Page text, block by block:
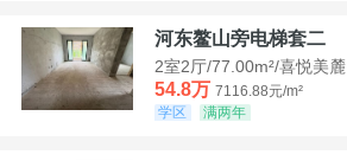
河东鳌山旁电梯套二
2室2厅/77.00m²/喜悦美麓
54.8万 7116.88元/m²
学区
满两年